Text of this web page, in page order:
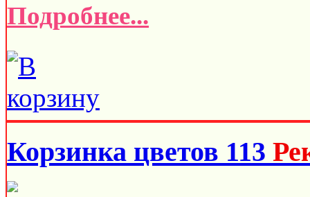
Подробнее...
Корзинка цветов 113